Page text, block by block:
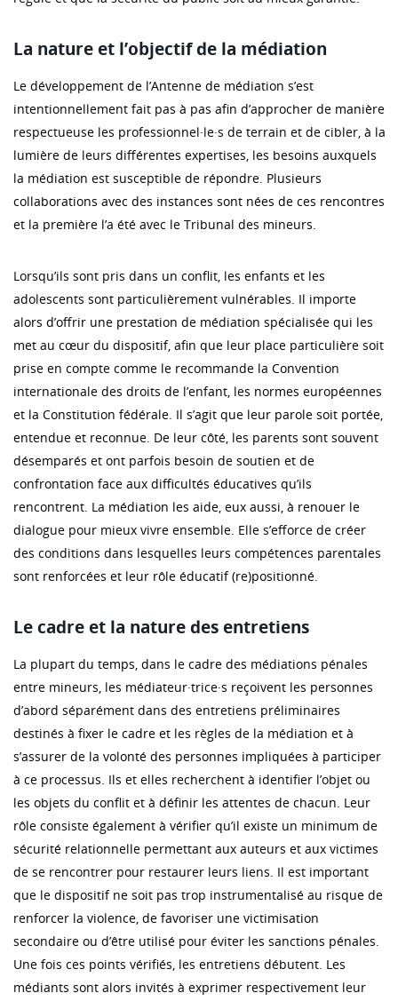
La nature et l’objectif de la médiation
Le développement de l’Antenne de médiation s’est
intentionnellement fait pas à pas afin d’approcher de manière
respectueuse les professionnel·le·s de terrain et de cibler, à la
lumière de leurs différentes expertises, les besoins auxquels
la médiation est susceptible de répondre. Plusieurs
collaborations avec des instances sont nées de ces rencontres
et la première l’a été avec le Tribunal des mineurs.
Lorsqu’ils sont pris dans un conflit, les enfants et les
adolescents sont particulièrement vulnérables. Il importe
alors d’offrir une prestation de médiation spécialisée qui les
met au cœur du dispositif, afin que leur place particulière soit
prise en compte comme le recommande la Convention
internationale des droits de l’enfant, les normes européennes
et la Constitution fédérale. Il s’agit que leur parole soit portée,
entendue et reconnue. De leur côté, les parents sont souvent
désemparés et ont parfois besoin de soutien et de
confrontation face aux difficultés éducatives qu’ils
rencontrent. La médiation les aide, eux aussi, à renouer le
dialogue pour mieux vivre ensemble. Elle s’efforce de créer
des conditions dans lesquelles leurs compétences parentales
sont renforcées et leur rôle éducatif (re)positionné.
Le cadre et la nature des entretiens
La plupart du temps, dans le cadre des médiations pénales
entre mineurs, les médiateur·trice·s reçoivent les personnes
d’abord séparément dans des entretiens préliminaires
destinés à fixer le cadre et les règles de la médiation et à
s’assurer de la volonté des personnes impliquées à participer
à ce processus. Ils et elles recherchent à identifier l’objet ou
les objets du conflit et à définir les attentes de chacun. Leur
rôle consiste également à vérifier qu’il existe un minimum de
sécurité relationnelle permettant aux auteurs et aux victimes
de se rencontrer pour restaurer leurs liens. Il est important
que le dispositif ne soit pas trop instrumentalisé au risque de
renforcer la violence, de favoriser une victimisation
secondaire ou d’être utilisé pour éviter les sanctions pénales.
Une fois ces points vérifiés, les entretiens débutent. Les
médiants sont alors invités à exprimer respectivement leur